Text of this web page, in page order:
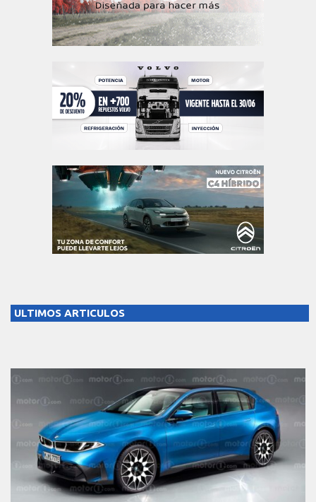
ULTIMOS ARTICULOS